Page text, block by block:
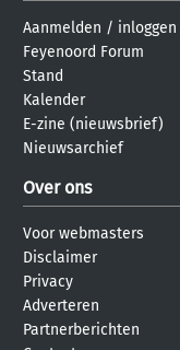
Aanmelden / inloggen
Feyenoord Forum
Stand
Kalender
E-zine (nieuwsbrief)
Nieuwsarchief
Over ons
Voor webmasters
Disclaimer
Privacy
Adverteren
Partnerberichten